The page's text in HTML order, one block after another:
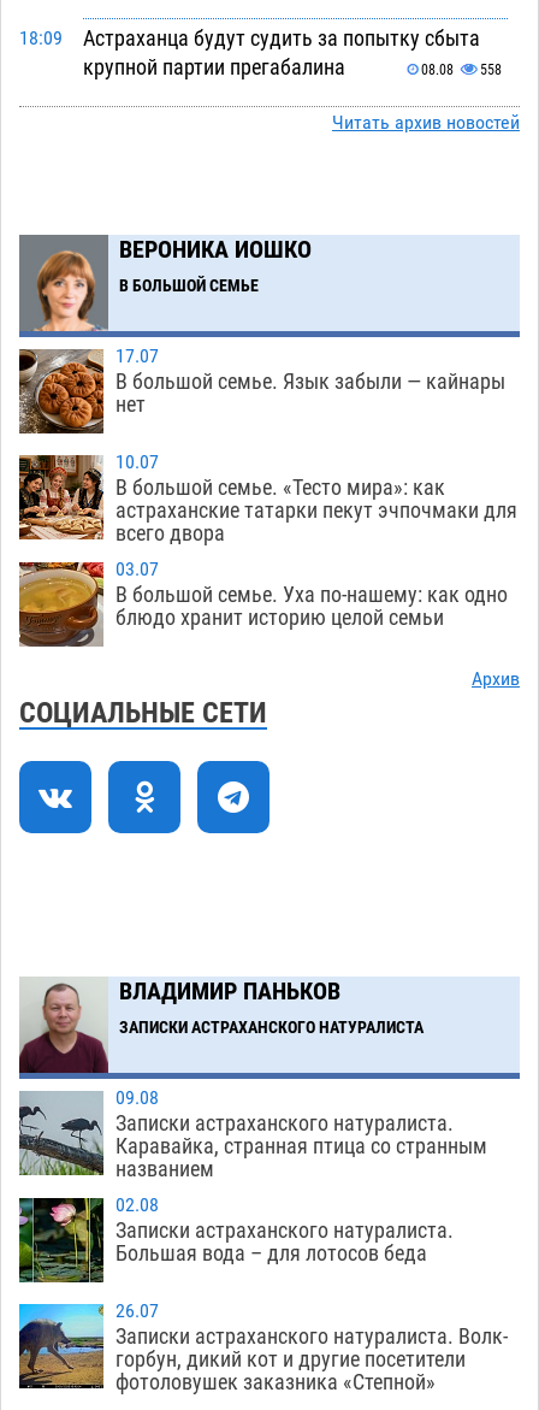
18:09
Астраханца будут судить за попытку сбыта
крупной партии прегабалина
08.08 558
Игорь Мартынов вручил награды тренерам и
Ветеран из Астрахани отметил столетний
юбилей
14:19
Погибший на Донбассе волонтер из Астрахани
стал героем мурала
08.08 575
13:10
Подросток, перебегавший дорогу вне
перехода, попал под колеса авто в Астрахани
12:02
Астраханский следком помог подростку
получить зарплату за честный труд
10:51
Фаворитская ноша: астраханские
гандболисты крупно проиграли пермякам
09:00
Лидеры чеченской диаспоры в Астрахани
Никольской
18:00
Завтра астраханцы проведут день в режиме
Читать архив новостей
ВЕРОНИКА ИОШКО
В БОЛЬШОЙ СЕМЬЕ
17.07
В большой семье. Язык забыли — кайнары
нет
10.07
В большой семье. «Тесто мира»: как
астраханские татарки пекут эчпочмаки для
всего двора
03.07
В большой семье. Уха по-нашему: как одно
блюдо хранит историю целой семьи
Архив
СОЦИАЛЬНЫЕ СЕТИ
ВЛАДИМИР ПАНЬКОВ
ЗАПИСКИ АСТРАХАНСКОГО НАТУРАЛИСТА
09.08
Записки астраханского натуралиста.
Каравайка, странная птица со странным
названием
02.08
Записки астраханского натуралиста.
Большая вода – для лотосов беда
26.07
Записки астраханского натуралиста. Волк-
горбун, дикий кот и другие посетители
фотоловушек заказника «Степной»